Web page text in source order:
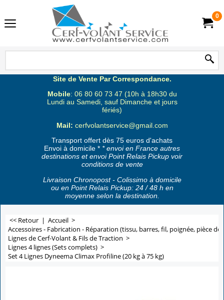
0
Site de Vente Par Correspondance.
Mobile: 06 80 60 73 47 (10h à 18h30 du
Lundi au Samedi, sauf Dimanche et jours
fériés)
Mail: cerfvolantservice@gmail.com
Transport offert dès 75 euros d'achats
Envoi à domicile * * envoi en France autres
destinations et envoi Point Relais Pickup voir
conditions de vente
Livraison Chronopost - Colissimo à domicile
ou en Point Relais Pickup: 24 / 48 h en
moyenne selon la destination.
<< Retour | Accueil >
Accessoires - Fabrication - Réparation (tissu, barres, fil, poignée, pièce de
Lignes de Cerf-Volant & Fils de Traction >
Lignes 4 lignes (Sets complets) >
Set 4 Lignes Dyneema Climax Profiline (20 kg à 75 kg)